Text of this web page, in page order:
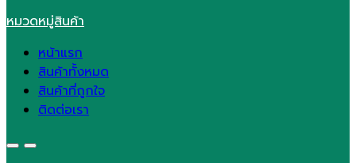
หมวดหมู่สินค้า
หน้าแรก
สินค้าทั้งหมด
สินค้าที่ถูกใจ
ติดต่อเรา